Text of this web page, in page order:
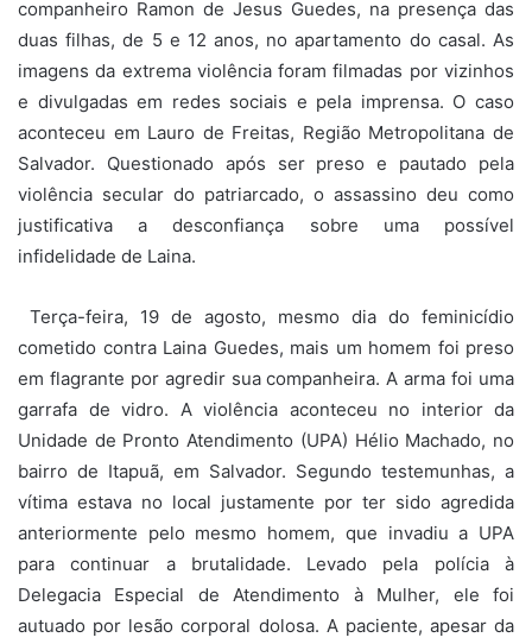
companheiro Ramon de Jesus Guedes, na presença das
duas filhas, de 5 e 12 anos, no apartamento do casal. As
imagens da extrema violência foram filmadas por vizinhos
e divulgadas em redes sociais e pela imprensa. O caso
aconteceu em Lauro de Freitas, Região Metropolitana de
Salvador. Questionado após ser preso e pautado pela
violência secular do patriarcado, o assassino deu como
justificativa a desconfiança sobre uma possível
infidelidade de Laina.
Terça-feira, 19 de agosto, mesmo dia do feminicídio
cometido contra Laina Guedes, mais um homem foi preso
em flagrante por agredir sua companheira. A arma foi uma
garrafa de vidro. A violência aconteceu no interior da
Unidade de Pronto Atendimento (UPA) Hélio Machado, no
bairro de Itapuã, em Salvador. Segundo testemunhas, a
vítima estava no local justamente por ter sido agredida
anteriormente pelo mesmo homem, que invadiu a UPA
para continuar a brutalidade. Levado pela polícia à
Delegacia Especial de Atendimento à Mulher, ele foi
autuado por lesão corporal dolosa. A paciente, apesar da